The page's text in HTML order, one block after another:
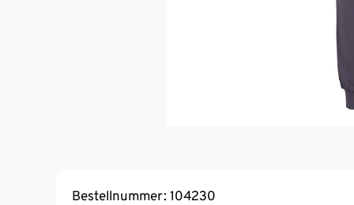
Bestellnummer: 104230